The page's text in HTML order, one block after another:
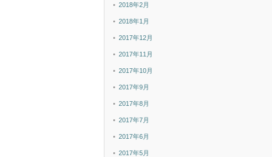
2018年2月
2018年1月
2017年12月
2017年11月
2017年10月
2017年9月
2017年8月
2017年7月
2017年6月
2017年5月